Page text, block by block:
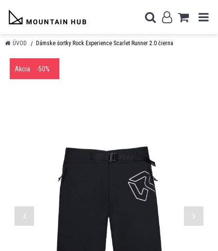
ÚVOD Dámske šortky Rock Experience Scarlet Runner 2.0 čierna
Akcia -50%